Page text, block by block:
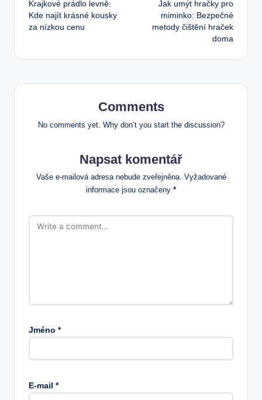
navigation
Krajkové prádlo levně:
Kde najít krásné kousky
za nízkou cenu
Jak umýt hračky pro
miminko: Bezpečné
metody čištění hraček
doma
Comments
No comments yet. Why don’t you start the discussion?
Napsat komentář
Vaše e-mailová adresa nebude zveřejněna. Vyžadované
informace jsou označeny *
Jméno *
E-mail *